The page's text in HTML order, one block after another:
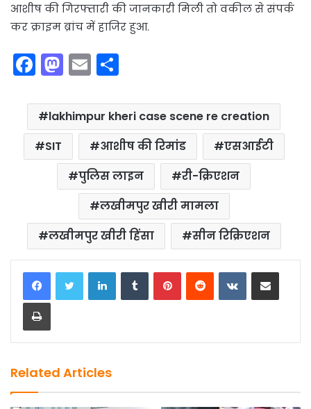
आशीष की गिरफ्तारी की जानकारी मिली तो वकील से संपर्क
कर क्राइम ब्रांच में हाजिर हुआ.
F
a
c
e
b
k
M
a
st
o
d
o
n
E
m
ai
l
ar
e
lakhimpur kheri case scene re creation
SIT
आशीष की रिमांड
एसआईटी
पुलिस लाइन
री-क्रिएशन
लखीमपुर खीरी मामला
लखीमपुर खीरी हिंसा
सीन रिक्रिएशन
LinkedInTumblrPinterestReddit VKontakteShare via Email
Print
Related Articles